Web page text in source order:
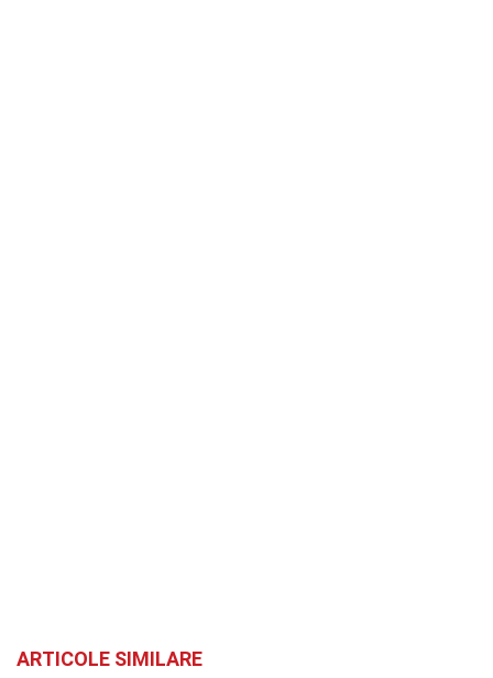
ARTICOLE SIMILARE